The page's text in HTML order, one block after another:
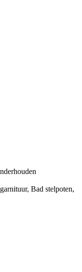
Bad stelpoten,